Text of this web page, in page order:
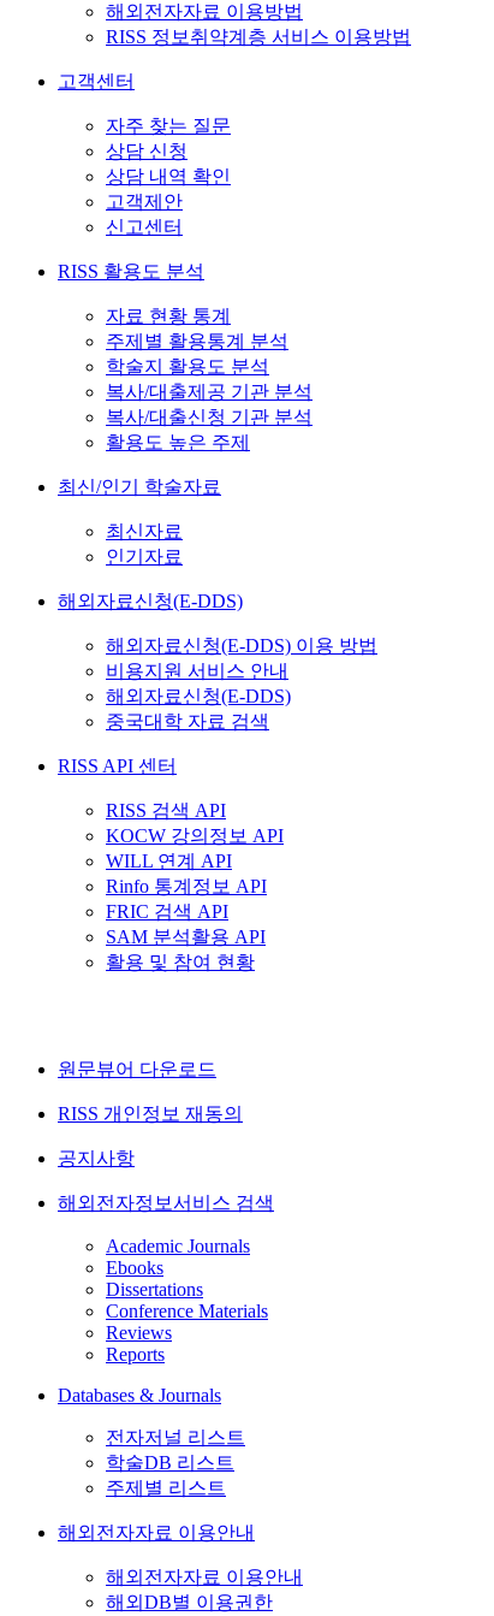
해외전자자료 이용방법
RISS 정보취약계층 서비스 이용방법
고객센터
자주 찾는 질문
상담 신청
상담 내역 확인
고객제안
신고센터
RISS 활용도 분석
자료 현황 통계
주제별 활용통계 분석
학술지 활용도 분석
복사/대출제공 기관 분석
복사/대출신청 기관 분석
활용도 높은 주제
최신/인기 학술자료
최신자료
인기자료
해외자료신청(E-DDS)
해외자료신청(E-DDS) 이용 방법
비용지원 서비스 안내
해외자료신청(E-DDS)
중국대학 자료 검색
RISS API 센터
RISS 검색 API
KOCW 강의정보 API
WILL 연계 API
Rinfo 통계정보 API
FRIC 검색 API
SAM 분석활용 API
활용 및 참여 현황
원문뷰어 다운로드
RISS 개인정보 재동의
공지사항
해외전자정보서비스 검색
Academic Journals
Ebooks
Dissertations
Conference Materials
Reviews
Reports
Databases & Journals
전자저널 리스트
학술DB 리스트
주제별 리스트
해외전자자료 이용안내
해외전자자료 이용안내
해외DB별 이용권한